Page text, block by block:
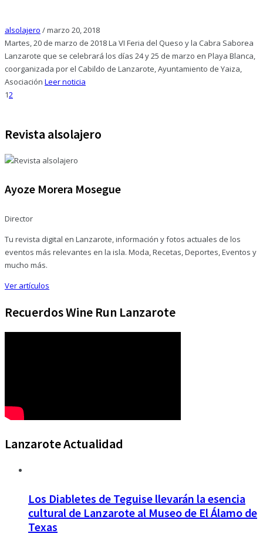
alsolajero /marzo 20, 2018
Martes, 20 de marzo de 2018 La VI Feria del Queso y la Cabra Saborea
Lanzarote que se celebrará los días 24 y 25 de marzo en Playa Blanca,
coorganizada por el Cabildo de Lanzarote, Ayuntamiento de Yaiza,
Asociación Leer noticia
12
Revista alsolajero
Ayoze Morera Mosegue
Director
Tu revista digital en Lanzarote, información y fotos actuales de los
eventos más relevantes en la isla. Moda, Recetas, Deportes, Eventos y
mucho más.
Ver artículos
Recuerdos Wine Run Lanzarote
Lanzarote Actualidad
Los Diabletes de Teguise llevarán la esencia
cultural de Lanzarote al Museo de El Álamo de
Texas